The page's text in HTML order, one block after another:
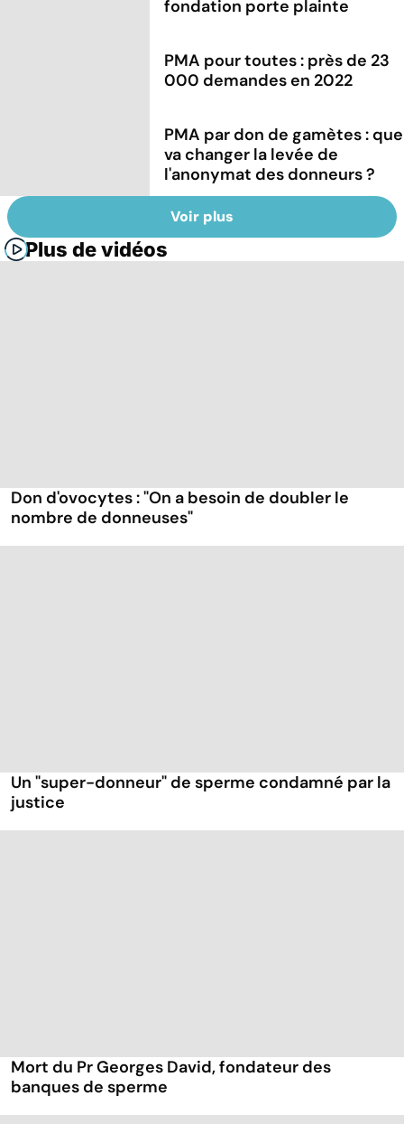
fondation porte plainte
PMA pour toutes : près de 23
000 demandes en 2022
PMA par don de gamètes : que
va changer la levée de
l'anonymat des donneurs ?
Voir plus
Plus de vidéos
Don d'ovocytes : "On a besoin de doubler le
nombre de donneuses"
Un "super-donneur" de sperme condamné par la
justice
Mort du Pr Georges David, fondateur des
banques de sperme